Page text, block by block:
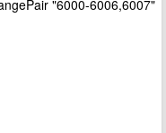
"6000-6006,6007"